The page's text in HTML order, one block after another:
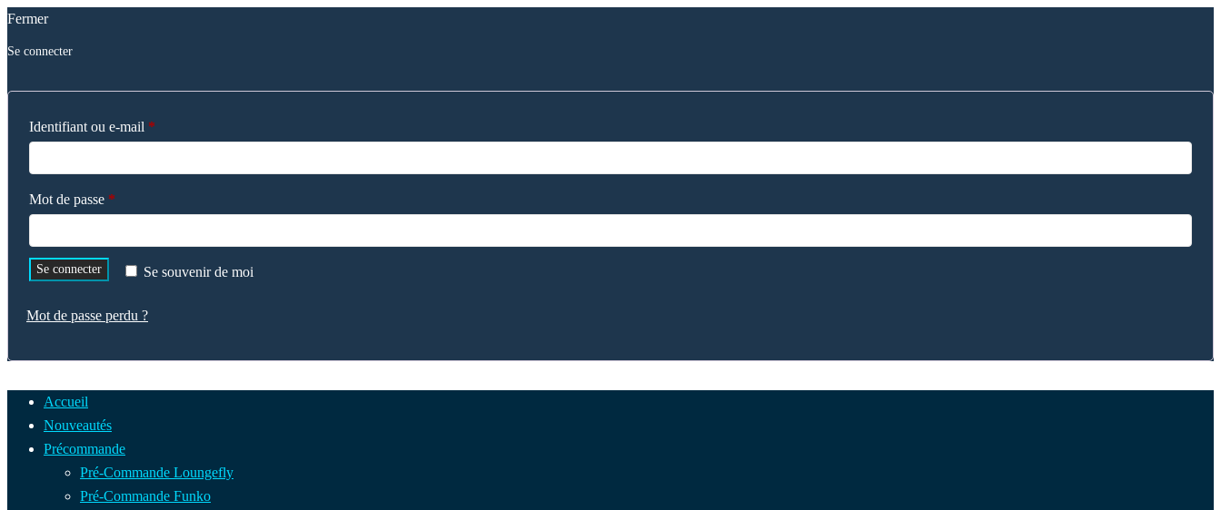
Fermer
Se connecter
Identifiant ou e-mail *
Mot de passe *
Se souvenir de moi
Se connecter
Mot de passe perdu ?
Accueil
Nouveautés
Précommande
Pré-Commande Loungefly
Pré-Commande Funko